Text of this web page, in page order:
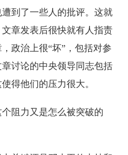
到了一些人的批评。这就
章发表后很快就有人指责
政治上很“坏”，包括对参
讨论的中央领导同志包括
得他们的压力很大。
阻力又是怎么被突破的